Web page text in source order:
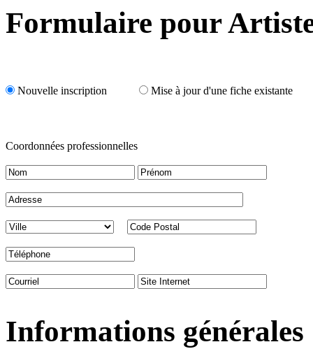
Formulaire pour
Nouvelle inscription Mise à jour d'une fiche existante
Coordonnées professionnelles
Informations générales